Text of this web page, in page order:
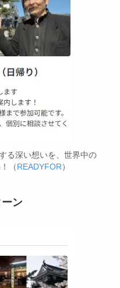
る深い想いを、世界中の
（READYFOR）
ン